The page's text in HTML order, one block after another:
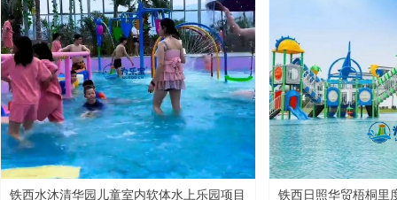
铁西水沐清华园儿童室内软体水上乐园项目
铁西日照华贸梧桐里